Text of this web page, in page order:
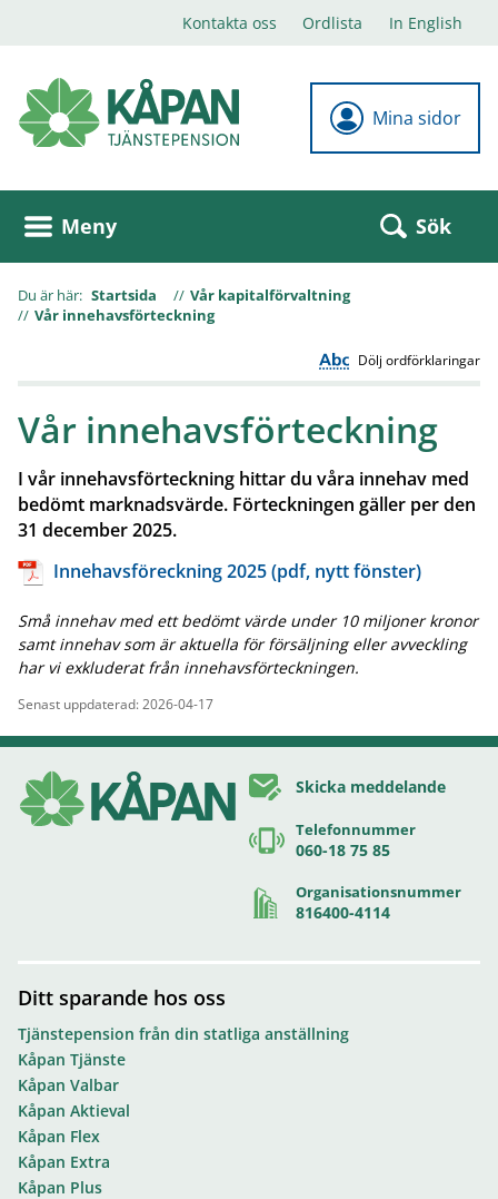
Kontakta oss Ordlista In English
Mina sidor
Meny Sök
Du är här: Startsida
Vår kapitalförvaltning
Vår innehavsförteckning
Dölj ordförklaringar
Vår innehavsförteckning
I vår innehavsförteckning hittar du våra innehav med
bedömt marknadsvärde. Förteckningen gäller per den
31 december 2025.
Innehavsföreckning 2025 (pdf, nytt fönster)
Små innehav med ett bedömt värde under 10 miljoner kronor
samt innehav som är aktuella för försäljning eller avveckling
har vi exkluderat från innehavsförteckningen.
Senast uppdaterad: 2026-04-17
Skicka meddelande
Telefonnummer
060-18 75 85
Organisationsnummer
816400-4114
Ditt sparande hos oss
Tjänstepension från din statliga anställning
Kåpan Tjänste
Kåpan Valbar
Kåpan Aktieval
Kåpan Flex
Kåpan Extra
Kåpan Plus